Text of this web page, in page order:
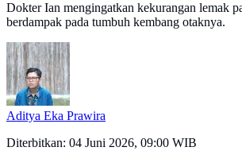
Dokter Ian mengingatkan kekurangan lemak
berdampak pada tumbuh kembang otaknya.
Aditya Eka Prawira
Diterbitkan: 04 Juni 2026, 09:00 WIB